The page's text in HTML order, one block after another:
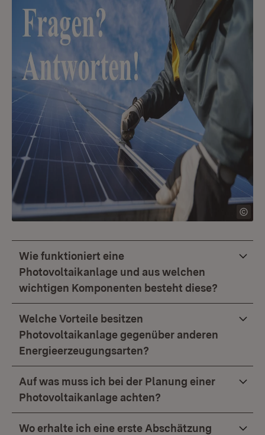
Wie funktioniert eine
Photovoltaikanlage und aus welchen
wichtigen Komponenten besteht diese?
Welche Vorteile besitzen
Photovoltaikanlage gegenüber anderen
Energieerzeugungsarten?
Auf was muss ich bei der Planung einer
Photovoltaikanlage achten?
Wo erhalte ich eine erste Abschätzung